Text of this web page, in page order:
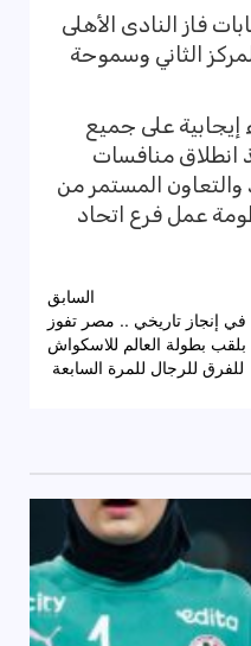
شابات فاز النادى الأهلى
الثاني وسموحة
على جميع
انطلاق منافسات
والتعاون المستمر من
عمل فرع اتحاد
السابق
في إنجاز تاريخي .. مصر تفوز
بلقب بطولة العالم للاسكواش
للفرق للرجال للمرة السابعة